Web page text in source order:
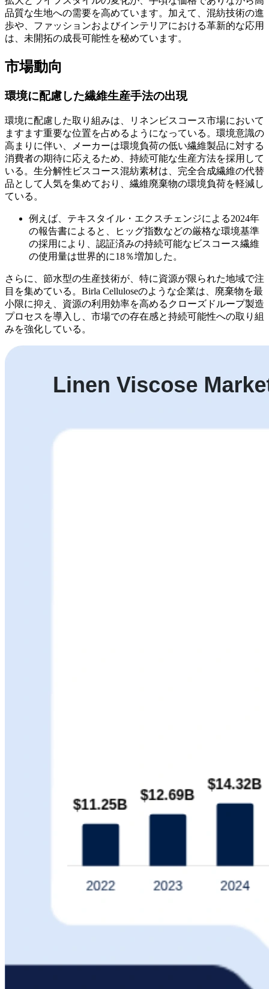
品質な生地への需要を高めています。加えて、混紡技術の進
歩や、ファッションおよびインテリアにおける革新的な応用
は、未開拓の成長可能性を秘めています。
市場動向
環境に配慮した繊維生産手法の出現
環境に配慮した取り組みは、リネンビスコース市場において
ますます重要な位置を占めるようになっている。環境意識の
高まりに伴い、メーカーは環境負荷の低い繊維製品に対する
消費者の期待に応えるため、持続可能な生産方法を採用して
いる。生分解性ビスコース混紡素材は、完全合成繊維の代替
品として人気を集めており、繊維廃棄物の環境負荷を軽減し
ている。
例えば、テキスタイル・エクスチェンジによる2024年
の報告書によると、ヒッグ指数などの厳格な環境基準
の採用により、認証済みの持続可能なビスコース繊維
の使用量は世界的に18％増加した。
さらに、節水型の生産技術が、特に資源が限られた地域で注
目を集めている。Birla Celluloseのような企業は、廃棄物を最
小限に抑え、資源の利用効率を高めるクローズドループ製造
プロセスを導入し、市場での存在感と持続可能性への取り組
みを強化している。